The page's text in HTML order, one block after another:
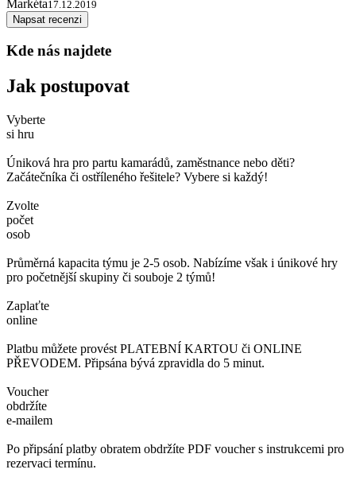
Markéta17.12.2019
Napsat recenzi
Kde nás najdete
Jak postupovat
Vyberte
si hru
Úniková hra pro partu kamarádů, zaměstnance nebo děti?
Začátečníka či ostříleného řešitele? Vybere si každý!
Zvolte
počet
osob
Průměrná kapacita týmu je 2-5 osob. Nabízíme však i únikové hry
pro početnější skupiny či souboje 2 týmů!
Zaplaťte
online
Platbu můžete provést PLATEBNÍ KARTOU či ONLINE
PŘEVODEM. Připsána bývá zpravidla do 5 minut.
Voucher
obdržíte
e-mailem
Po připsání platby obratem obdržíte PDF voucher s instrukcemi pro
rezervaci termínu.